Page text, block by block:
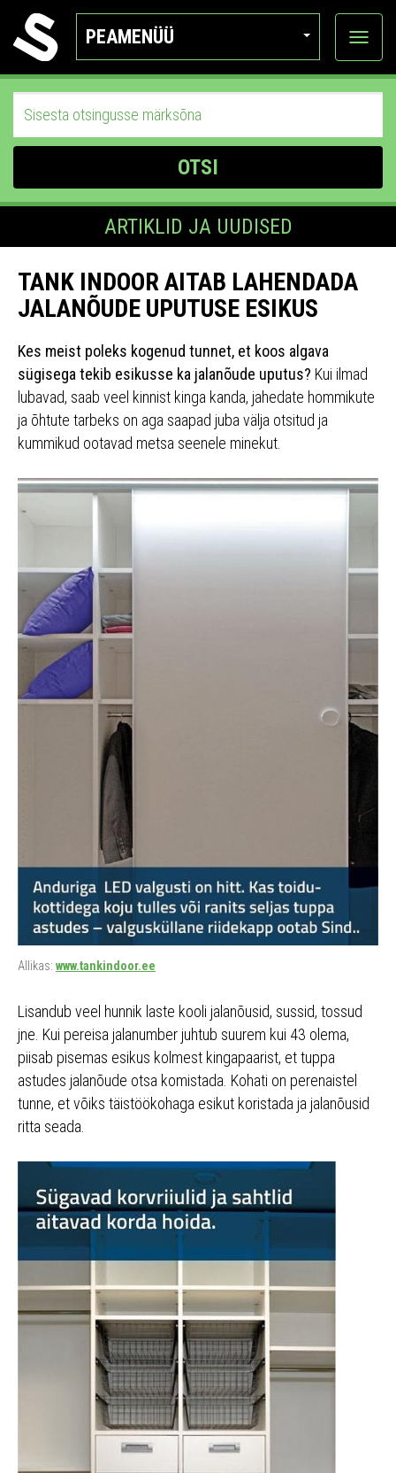
PEAMENÜÜ
Ava
OTSI
ARTIKLID JA UUDISED
TANK INDOOR AITAB LAHENDADA
JALANÕUDE UPUTUSE ESIKUS
Kes meist poleks kogenud tunnet, et koos algava
sügisega tekib esikusse ka jalanõude uputus? Kui ilmad
lubavad, saab veel kinnist kinga kanda, jahedate hommikute
ja õhtute tarbeks on aga saapad juba välja otsitud ja
kummikud ootavad metsa seenele minekut.
Allikas: www.tankindoor.ee
Lisandub veel hunnik laste kooli jalanõusid, sussid, tossud
jne. Kui pereisa jalanumber juhtub suurem kui 43 olema,
piisab pisemas esikus kolmest kingapaarist, et tuppa
astudes jalanõude otsa komistada. Kohati on perenaistel
tunne, et võiks täistöökohaga esikut koristada ja jalanõusid
ritta seada.